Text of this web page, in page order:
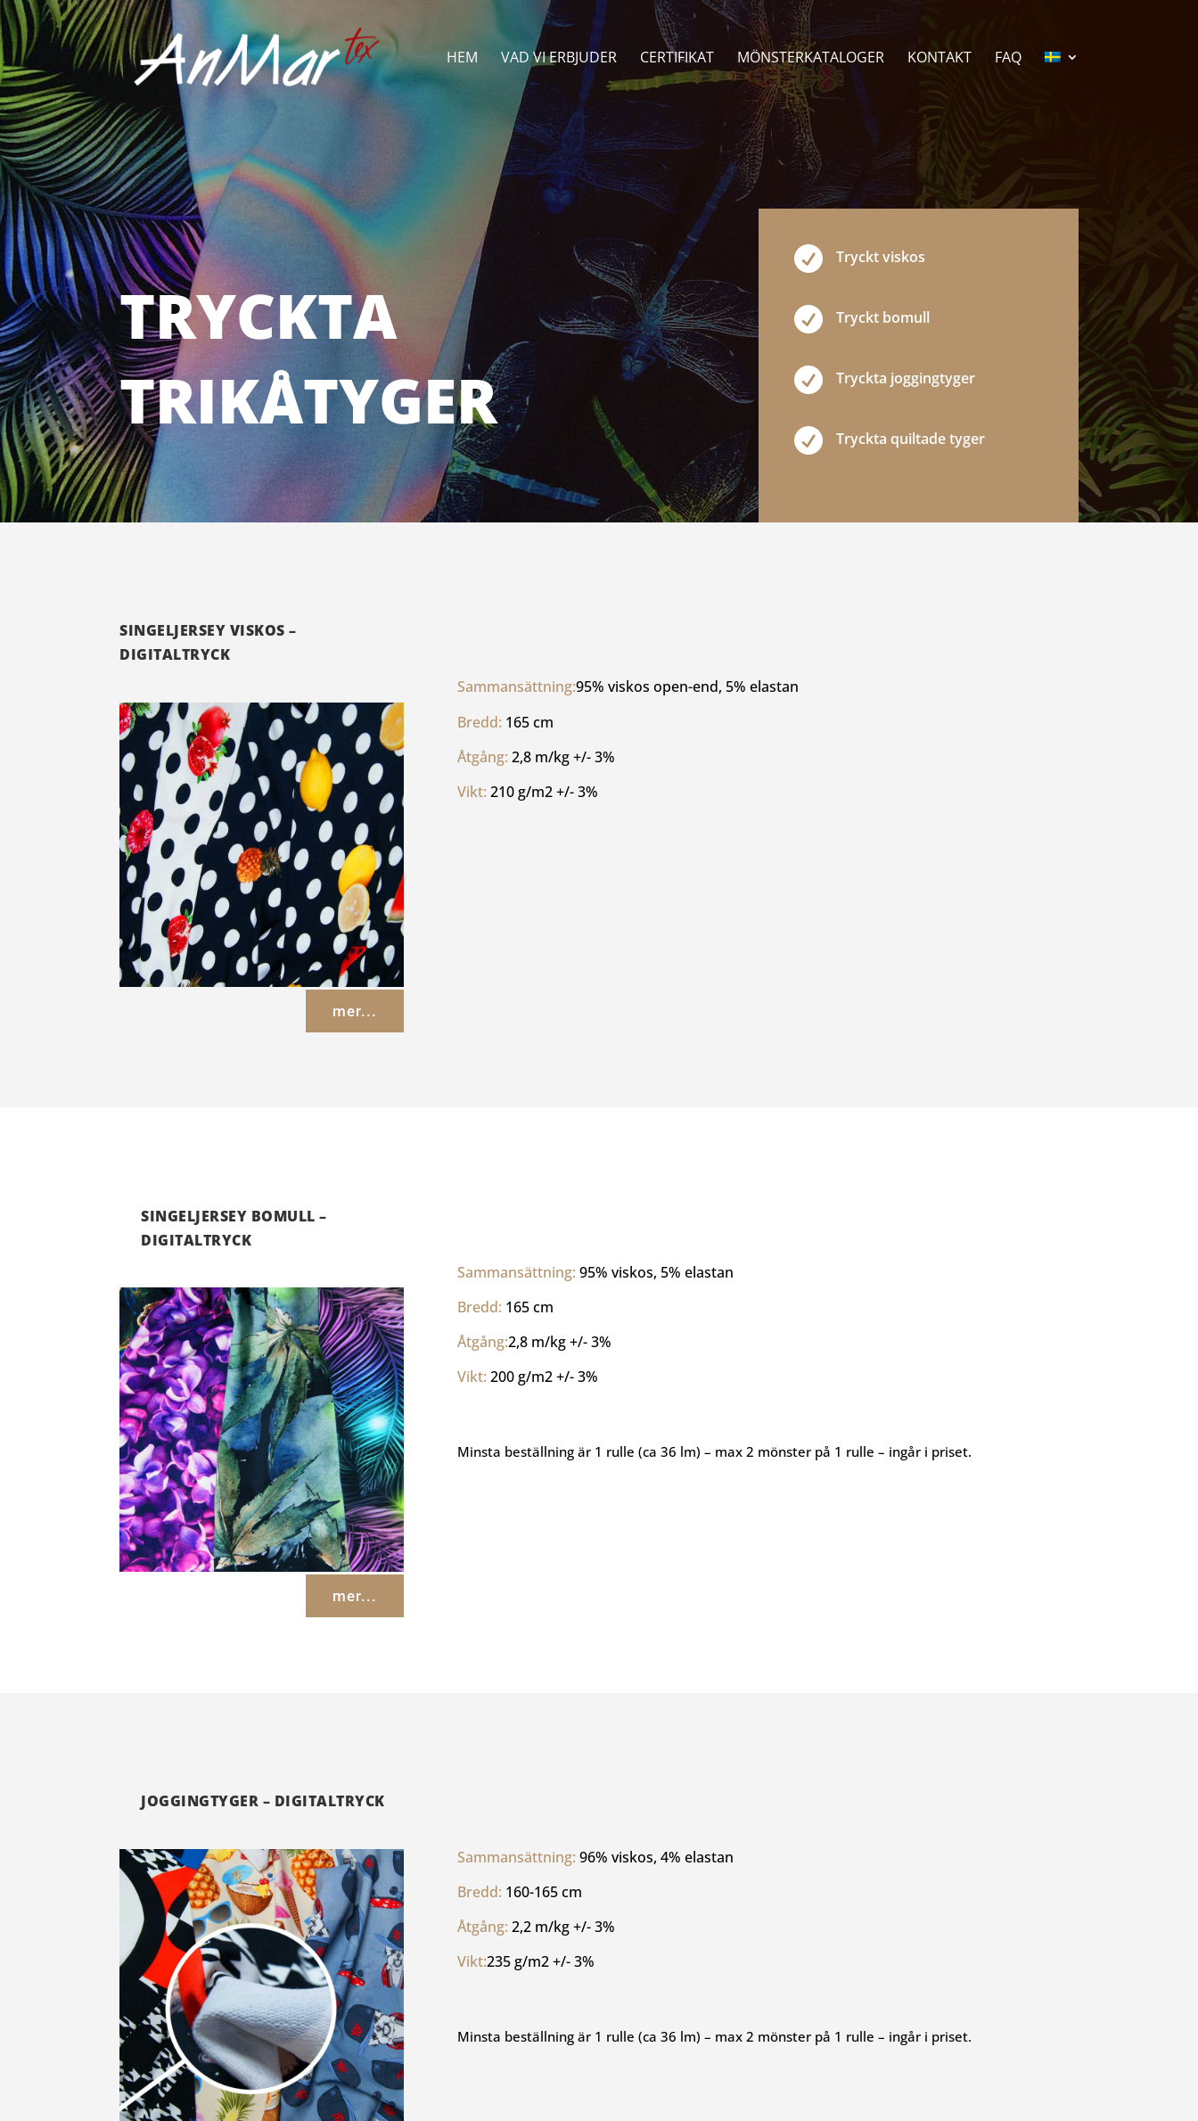
HEM VAD VI ERBJUDER CERTIFIKAT MÖNSTERKATALOGER KONTAKT FAQ
TRYCKTA
TRIKÅTYGER
 Tryckt viskos
 Tryckt bomull
 Tryckta joggingtyger
 Tryckta quiltade tyger
SINGELJERSEY VISKOS –
DIGITALTRYCK
mer...
Sammansättning:95% viskos open-end, 5% elastan
Bredd: 165 cm
Åtgång: 2,8 m/kg +/- 3%
Vikt: 210 g/m2 +/- 3%
SINGELJERSEY BOMULL –
DIGITALTRYCK
mer...
Sammansättning: 95% viskos, 5% elastan
Bredd: 165 cm
Åtgång:2,8 m/kg +/- 3%
Vikt: 200 g/m2 +/- 3%
Minsta beställning är 1 rulle (ca 36 lm) – max 2 mönster på 1 rulle – ingår i priset.
JOGGINGTYGER – DIGITALTRYCK
Sammansättning: 96% viskos, 4% elastan
Bredd: 160-165 cm
Åtgång: 2,2 m/kg +/- 3%
Vikt:235 g/m2 +/- 3%
Minsta beställning är 1 rulle (ca 36 lm) – max 2 mönster på 1 rulle – ingår i priset.